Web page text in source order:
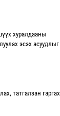
хуралдааны
эсэх асуудлыг
татгалзан гаргах